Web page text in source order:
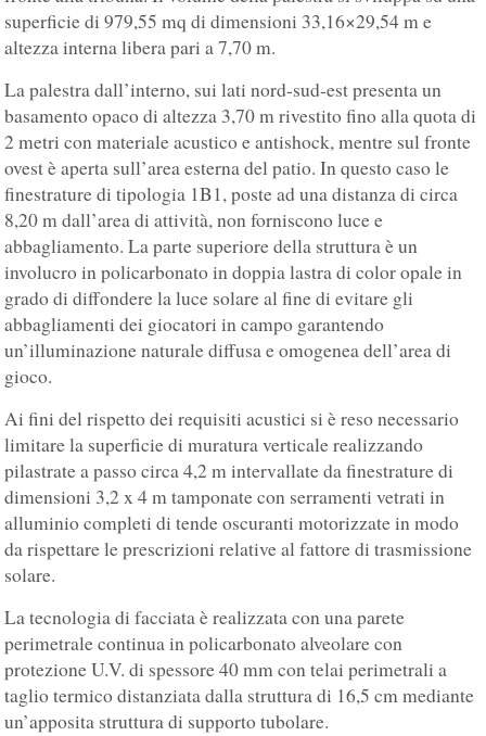
superficie di 979,55 mq di dimensioni 33,16×29,54 m e
altezza interna libera pari a 7,70 m.
La palestra dall’interno, sui lati nord-sud-est presenta un
basamento opaco di altezza 3,70 m rivestito fino alla quota di
2 metri con materiale acustico e antishock, mentre sul fronte
ovest è aperta sull’area esterna del patio. In questo caso le
finestrature di tipologia 1B1, poste ad una distanza di circa
8,20 m dall’area di attività, non forniscono luce e
abbagliamento. La parte superiore della struttura è un
involucro in policarbonato in doppia lastra di color opale in
grado di diffondere la luce solare al fine di evitare gli
abbagliamenti dei giocatori in campo garantendo
un’illuminazione naturale diffusa e omogenea dell’area di
gioco.
Ai fini del rispetto dei requisiti acustici si è reso necessario
limitare la superficie di muratura verticale realizzando
pilastrate a passo circa 4,2 m intervallate da finestrature di
dimensioni 3,2 x 4 m tamponate con serramenti vetrati in
alluminio completi di tende oscuranti motorizzate in modo
da rispettare le prescrizioni relative al fattore di trasmissione
solare.
La tecnologia di facciata è realizzata con una parete
perimetrale continua in policarbonato alveolare con
protezione U.V. di spessore 40 mm con telai perimetrali a
taglio termico distanziata dalla struttura di 16,5 cm mediante
un’apposita struttura di supporto tubolare.